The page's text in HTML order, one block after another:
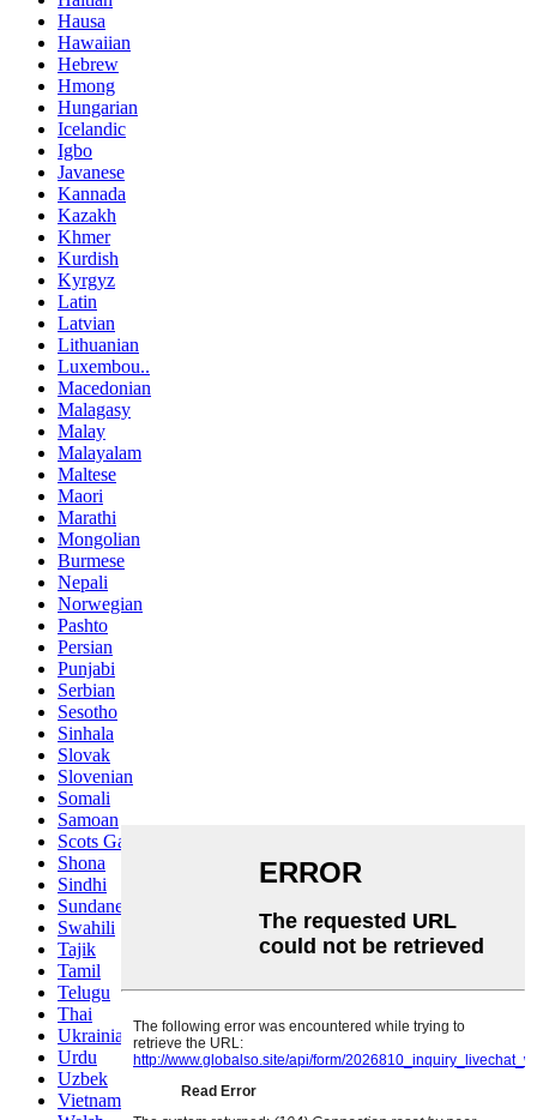
Hausa
Hawaiian
Hebrew
Hmong
Hungarian
Icelandic
Igbo
Javanese
Kannada
Kazakh
Khmer
Kurdish
Kyrgyz
Latin
Latvian
Lithuanian
Luxembou..
Macedonian
Malagasy
Malay
Malayalam
Maltese
Maori
Marathi
Mongolian
Burmese
Nepali
Norwegian
Pashto
Persian
Punjabi
Serbian
Sesotho
Sinhala
Slovak
Slovenian
Somali
Samoan
Scots Gaelic
Shona
Sindhi
Sundanese
Swahili
Tajik
Tamil
Telugu
Thai
Ukrainian
Urdu
Uzbek
Vietnamese